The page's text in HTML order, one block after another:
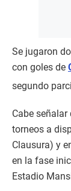
Se jugaron
con goles de
segundo
Cabe
torneos a
Clausura) y
en la fase
Estadio